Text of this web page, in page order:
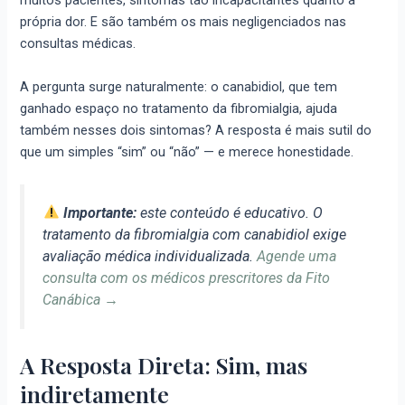
própria dor. E são também os mais negligenciados nas
consultas médicas.
A pergunta surge naturalmente: o canabidiol, que tem
ganhado espaço no tratamento da fibromialgia, ajuda
também nesses dois sintomas? A resposta é mais sutil do
que um simples “sim” ou “não” — e merece honestidade.
Importante:este conteúdo é educativo. O
tratamento da fibromialgia com canabidiol exige
avaliação médica individualizada.Agende uma
consulta com os médicos prescritores da Fito
Canábica →
A Resposta Direta: Sim, mas
indiretamente